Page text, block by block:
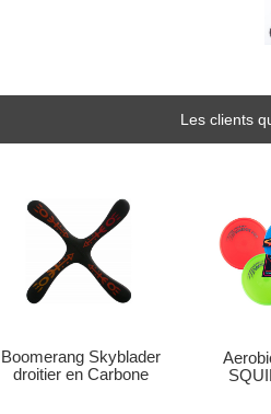
Les clients
Boomerang Skyblader
droitier en Carbone